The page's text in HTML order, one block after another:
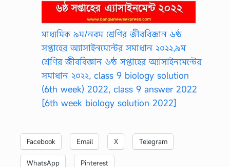
মাধ্যমিক ৯ম/নবম শ্রেণির জীববিজ্ঞান ৬ষ্ঠ
সপ্তাহের অ্যাসাইনমেন্টের সমাধান ২০২২,৯ম
শ্রেণির জীববিজ্ঞান ৬ষ্ঠ সপ্তাহের অ্যাসাইনমেন্টের
সমাধান ২০২২, class 9 biology solution
(6th week) 2022, class 9 answer 2022
[6th week biology solution 2022]
Facebook Email X Telegram
WhatsApp Pinterest